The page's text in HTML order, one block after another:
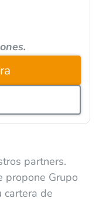
partners.
propone Grupo
cartera de